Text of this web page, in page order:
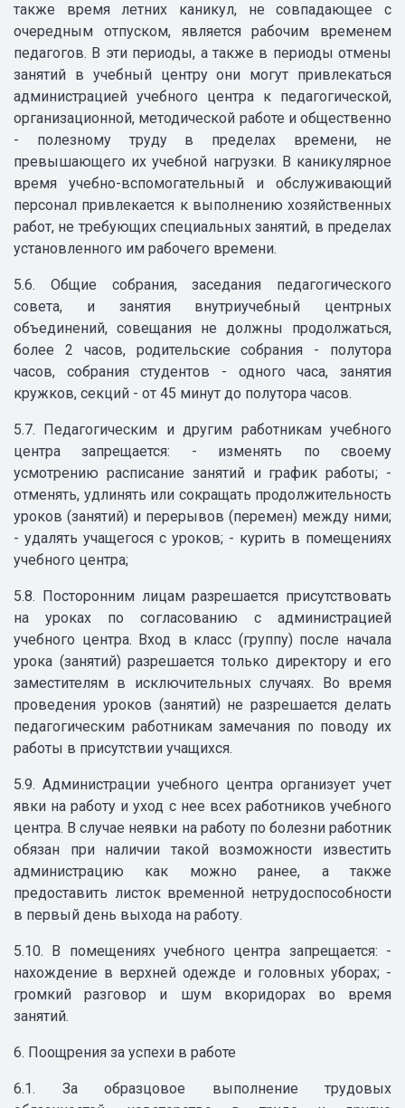
также время летних каникул, не совпадающее с
очередным отпуском, является рабочим временем
педагогов. В эти периоды, а также в периоды отмены
занятий в учебный центру они могут привлекаться
администрацией учебного центра к педагогической,
организационной, методической работе и общественно
- полезному труду в пределах времени, не
превышающего их учебной нагрузки. В каникулярное
время учебно-вспомогательный и обслуживающий
персонал привлекается к выполнению хозяйственных
работ, не требующих специальных занятий, в пределах
установленного им рабочего времени.
5.6. Общие собрания, заседания педагогического
совета, и занятия внутриучебный центрных
объединений, совещания не должны продолжаться,
более 2 часов, родительские собрания - полутора
часов, собрания студентов - одного часа, занятия
кружков, секций - от 45 минут до полутора часов.
5.7. Педагогическим и другим работникам учебного
центра запрещается: - изменять по своему
усмотрению расписание занятий и график работы; -
отменять, удлинять или сокращать продолжительность
уроков (занятий) и перерывов (перемен) между ними;
- удалять учащегося с уроков; - курить в помещениях
учебного центра;
5.8. Посторонним лицам разрешается присутствовать
на уроках по согласованию с администрацией
учебного центра. Вход в класс (группу) после начала
урока (занятий) разрешается только директору и его
заместителям в исключительных случаях. Во время
проведения уроков (занятий) не разрешается делать
педагогическим работникам замечания по поводу их
работы в присутствии учащихся.
5.9. Администрации учебного центра организует учет
явки на работу и уход с нее всех работников учебного
центра. В случае неявки на работу по болезни работник
обязан при наличии такой возможности известить
администрацию как можно ранее, а также
предоставить листок временной нетрудоспособности
в первый день выхода на работу.
5.10. В помещениях учебного центра запрещается: -
нахождение в верхней одежде и головных уборах; -
громкий разговор и шум вкоридорах во время
занятий.
6. Поощрения за успехи в работе
6.1. За образцовое выполнение трудовых